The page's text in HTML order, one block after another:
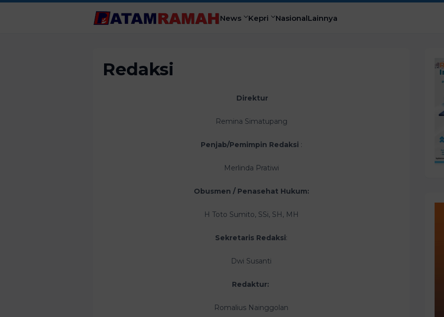
News Kepri NasionalLainnya
Redaksi
Direktur
Remina Simatupang
Penjab/Pemimpin Redaksi :
Merlinda Pratiwi
Obusmen / Penasehat Hukum:
H Toto Sumito, SSi, SH, MH
Sekretaris Redaksi:
Dwi Susanti
Redaktur:
Romalius Nainggolan